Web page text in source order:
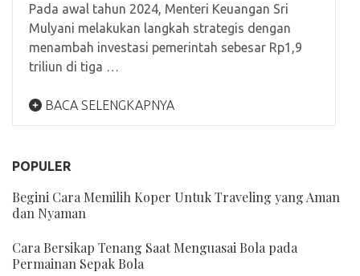
Pada awal tahun 2024, Menteri Keuangan Sri
Mulyani melakukan langkah strategis dengan
menambah investasi pemerintah sebesar Rp1,9
triliun di tiga …
BACA SELENGKAPNYA
POPULER
Begini Cara Memilih Koper Untuk Traveling yang Aman
dan Nyaman
Cara Bersikap Tenang Saat Menguasai Bola pada
Permainan Sepak Bola